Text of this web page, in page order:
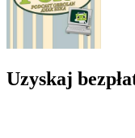
Uzyskaj